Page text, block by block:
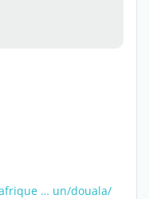
… un/douala/